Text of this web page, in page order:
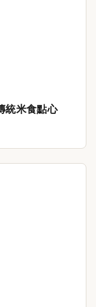
統米食點心